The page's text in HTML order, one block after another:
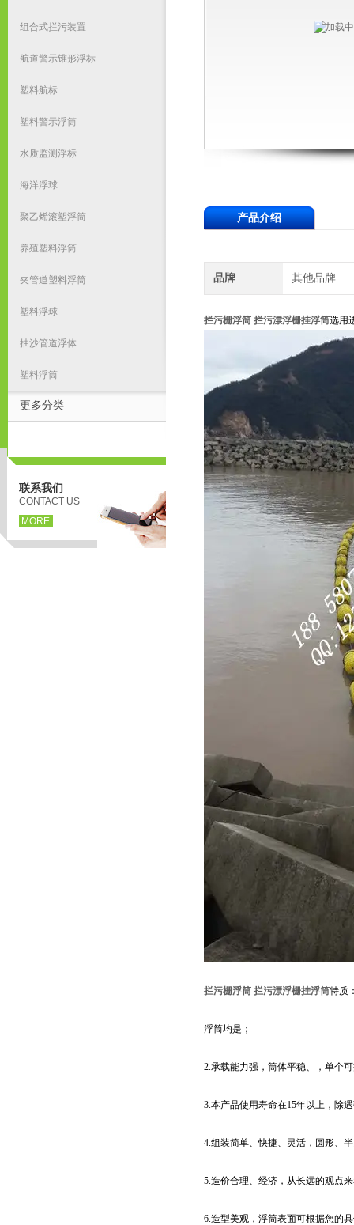
组合式拦污装置
航道警示锥形浮标
塑料航标
塑料警示浮筒
水质监测浮标
海洋浮球
聚乙烯滚塑浮筒
养殖塑料浮筒
夹管道塑料浮筒
塑料浮球
抽沙管道浮体
塑料浮筒
更多分类
联系我们
CONTACT US
MORE
产品介绍
品牌 其他品牌
拦污栅浮筒 拦污漂浮栅挂浮筒选用
拦污栅浮筒 拦污漂浮栅挂浮筒特质
浮筒均是；
2.承载能力强，筒体平稳、，单个
3.本产品使用寿命在15年以上，除
4.组装简单、快捷、灵活，圆形、
5.造价合理、经济，从长远的观点
6.造型美观，浮筒表面可根据您的